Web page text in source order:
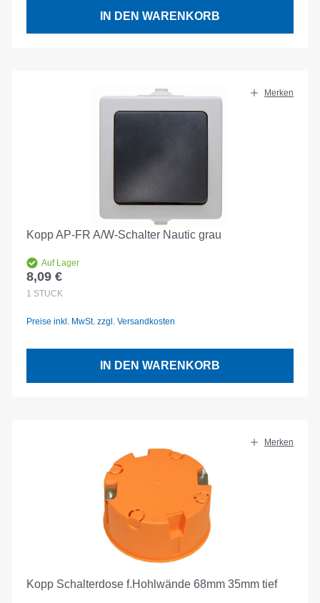
IN DEN WARENKORB
Merken
Kopp AP-FR A/W-Schalter Nautic grau
Auf Lager
Regulärer Preis:
8,09 €
1 STÜCK
Preise inkl. MwSt. zzgl. Versandkosten
IN DEN WARENKORB
Merken
Kopp Schalterdose f.Hohlwände 68mm 35mm tief